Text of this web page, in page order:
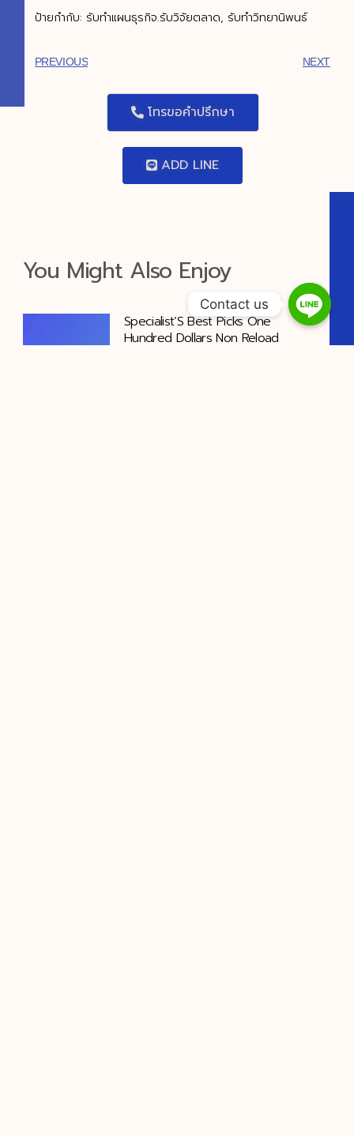
ป้ายกำกับ: รับทำแผนธุรกิจ.รับวิจัยตลาด, รับทำวิทยานิพนธ์
PREVIOUS NEXT
โทรขอคำปรึกษา
ADD LINE
You Might Also Enjoy
Specialist’S Best Picks One
Hundred Dollars Non Reload
Contact us